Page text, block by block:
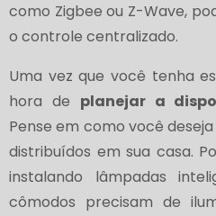
como Zigbee ou Z-Wave,
o controle centralizado.
Uma vez que você tenha
hora de planejar a
Pense em como você
distribuídos em sua casa.
instalando lâmpadas
cômodos precisam de